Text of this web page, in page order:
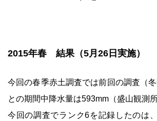
2015年春 結果（5月26日実施）
今回の春季赤土調査では前回の調査（冬
との期間中降水量は593mm（盛山観測所
今回の調査でランク6を記録したのは